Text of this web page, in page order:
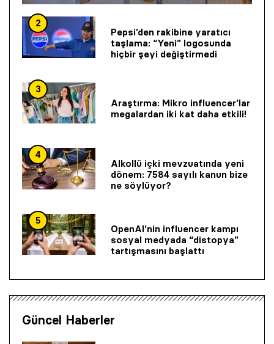
2
Pepsi’den rakibine yaratıcı
taşlama: “Yeni” logosunda
hiçbir şeyi değiştirmedi
3
Araştırma: Mikro influencer’lar
megalardan iki kat daha etkili!
4
Alkollü içki mevzuatında yeni
dönem: 7584 sayılı kanun bize
ne söylüyor?
5
OpenAI’nin influencer kampı
sosyal medyada “distopya”
tartışmasını başlattı
Güncel Haberler